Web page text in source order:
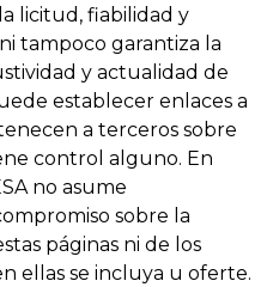
licitud, fiabilidad y
tampoco garantiza la
y actualidad de
establecer enlaces a
a terceros sobre
control alguno. En
no asume
sobre la
páginas ni de los
ellas se incluya u oferte.